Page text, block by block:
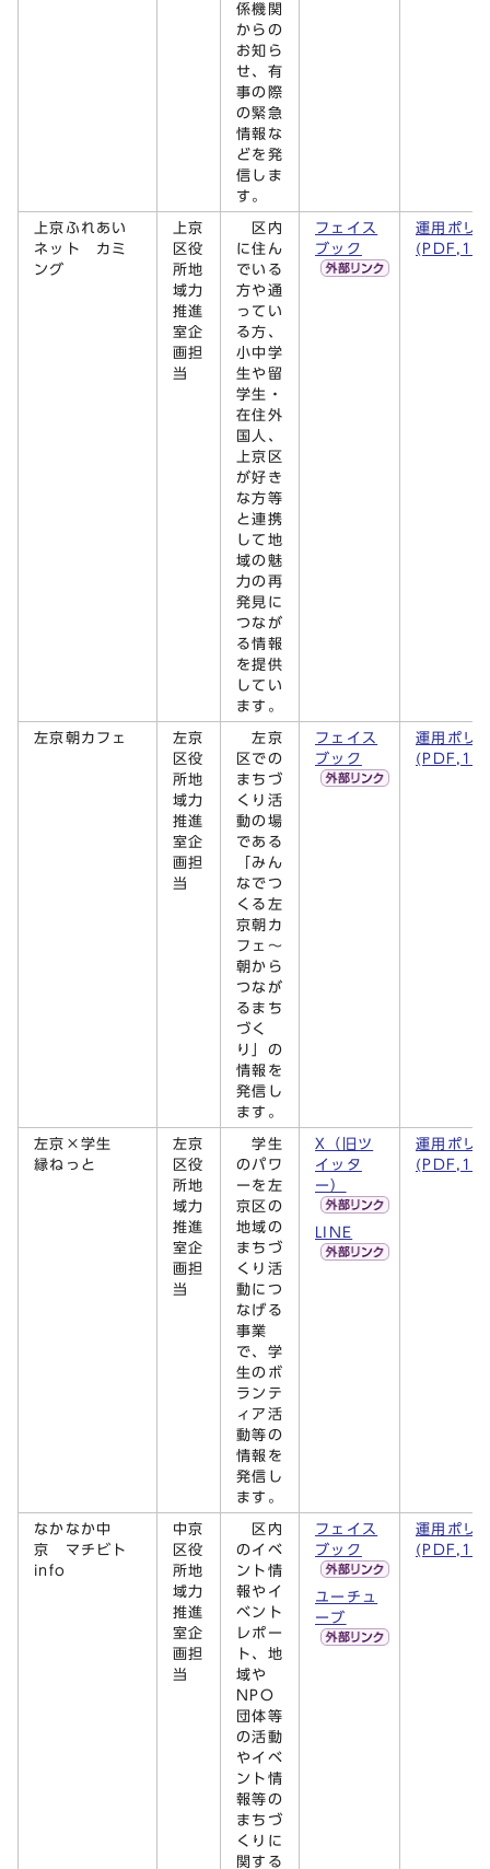
係機関
からの
お知ら
せ、有
事の際
の緊急
情報な
どを発
信しま
す。
上京ふれあい
ネット カミ
ング
上京
区役
所地
域力
推進
室企
画担
当
区内
に住ん
でいる
方や通
ってい
る方、
小中学
生や留
学生・
在住外
国人、
上京区
が好き
な方等
と連携
して地
域の魅
力の再
発見に
つなが
る情報
を提供
してい
ます。
フェイス
ブック
運用ポリ
左京朝カフェ
左京
区役
所地
域力
推進
室企
画担
当
左京
区での
まちづ
くり活
動の場
である
「みん
なでつ
くる左
京朝カ
フェ～
朝から
つなが
るまち
づく
り」の
情報を
発信し
ます。
フェイス
ブック
運用ポリ
左京×学生
縁ねっと
左京
区役
所地
域力
推進
室企
画担
当
学生
のパワ
ーを左
京区の
地域の
まちづ
くり活
動につ
なげる
事業
で、学
生のボ
ランテ
ィア活
動等の
情報を
発信し
ます。
X（旧ツ
イッタ
ー）
LINE
運用ポリ
なかなか中
京 マチビト
info
中京
区役
所地
域力
推進
室企
画担
当
区内
のイベ
ント情
報やイ
ベント
レポー
ト、地
域や
NPO
団体等
の活動
やイベ
ント情
報等の
まちづ
くりに
関する
フェイス
ブック
ユーチュ
ーブ
運用ポリ